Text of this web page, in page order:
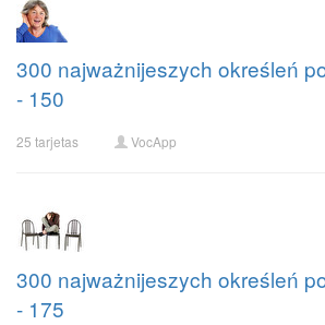
300 najważnijeszych określeń
- 150
25 tarjetas VocApp
300 najważnijeszych określeń
- 175